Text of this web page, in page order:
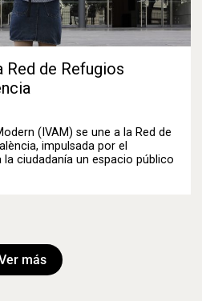
Red de Refugios
(IVAM) se une a la Red de
impulsada por el
ciudadanía un espacio público
más